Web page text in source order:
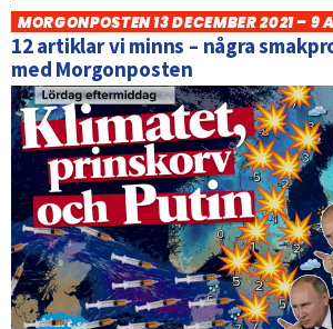
MORGONPOSTEN 13 DECEMBER 2021 – 9
12 artiklar vi minns – några
med Morgonposten